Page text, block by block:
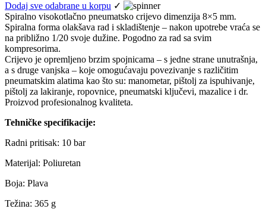
Dodaj sve odabrane u korpu ✓
Spiralno visokotlačno pneumatsko crijevo dimenzija 8×5 mm.
Spiralna forma olakšava rad i skladištenje – nakon upotrebe vraća se
na približno 1/20 svoje dužine. Pogodno za rad sa svim
kompresorima.
Crijevo je opremljeno brzim spojnicama – s jedne strane unutrašnja,
a s druge vanjska – koje omogućavaju povezivanje s različitim
pneumatskim alatima kao što su: manometar, pištolj za ispuhivanje,
pištolj za lakiranje, ropovnice, pneumatski ključevi, mazalice i dr.
Proizvod profesionalnog kvaliteta.
Tehničke specifikacije:
Radni pritisak: 10 bar
Materijal: Poliuretan
Boja: Plava
Težina: 365 g